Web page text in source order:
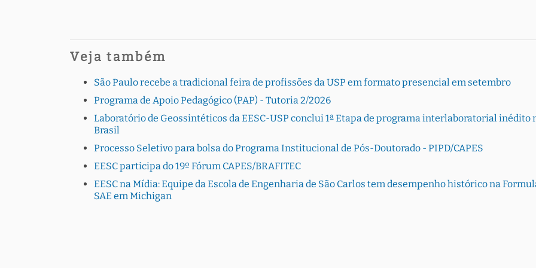
Veja também
São Paulo recebe a tradicional feira de profissões da USP em formato presencial em setembro
Programa de Apoio Pedagógico (PAP) - Tutoria 2/2026
Laboratório de Geossintéticos da EESC-USP conclui 1ª Etapa de programa interlaboratorial inédito
Brasil
Processo Seletivo para bolsa do Programa Institucional de Pós-Doutorado - PIPD/CAPES
EESC participa do 19º Fórum CAPES/BRAFITEC
EESC na Mídia: Equipe da Escola de Engenharia de São Carlos tem desempenho histórico na
SAE em Michigan